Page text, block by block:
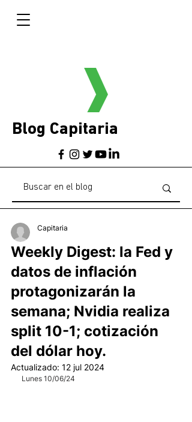
Blog Capitaria
Weekly Digest: la Fed y
datos de inflación
protagonizarán la
semana; Nvidia realiza
split 10-1; cotización
del dólar hoy.
Capitaria
Actualizado: 12 jul 2024
Lunes 10/06/24